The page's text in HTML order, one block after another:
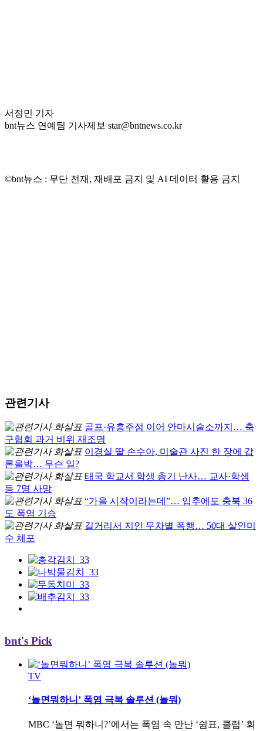
서정민 기자
bnt뉴스 연예팀 기사제보 star@bntnews.co.kr
©bnt뉴스 : 무단 전재, 재배포 금지 및 AI 데이터 활용 금지
관련기사
골프·유흥주점 이어 안마시술소까지… 축
구협회 과거 비위 재조명
이경실 딸 손수아, 미술관 사진 한 장에 갑
론을박… 무슨 일?
태국 학교서 학생 총기 난사… 교사·학생
등 7명 사망
“가을 시작이라는데”… 입추에도 충북 36
도 폭염 기승
길거리서 지인 무차별 폭행… 50대 살인미
수 체포
bnt's Pick
TV
‘놀면뭐하니’ 폭염 극복 솔루션 (놀뭐)
MBC ‘놀면 뭐하니?’에서는 폭염 속 만난 ‘쉼표, 클럽’ 회